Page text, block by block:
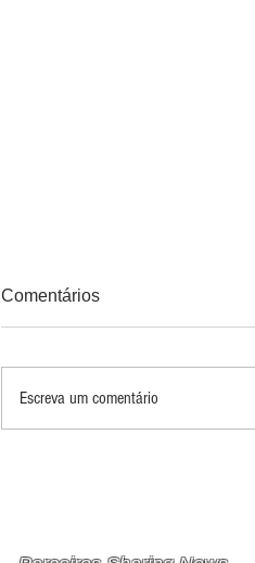
Comentários
Escreva um comentário